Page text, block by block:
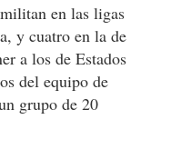
en las ligas
y cuatro en la de
a los de Estados
del equipo de
grupo de 20